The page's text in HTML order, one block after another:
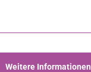
Weitere Informationen